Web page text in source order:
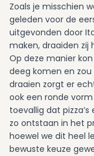
Zoals je misschien
geleden voor de
uitgevonden door
maken, draaiden zij
Op deze manier
deeg komen en
draaien zorgt er
ook een ronde vorm
toevallig dat
zo ontstaan in het
hoewel we dit heel
bewuste keuze